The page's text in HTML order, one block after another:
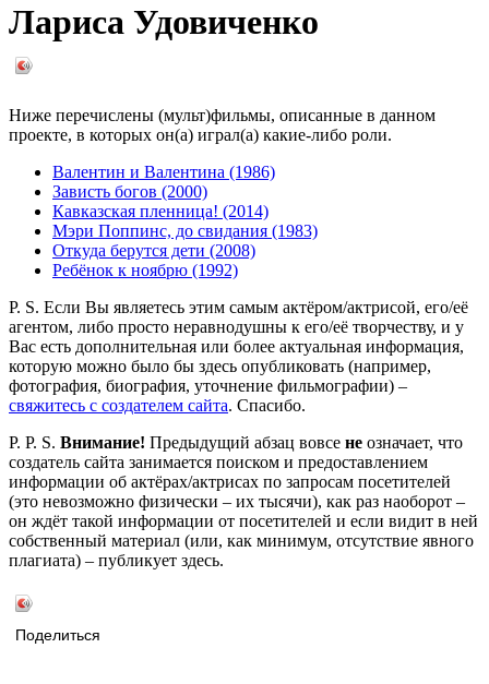
Лариса Удовиченко
Ниже перечислены (мульт)фильмы, описанные в данном
проекте, в которых он(а) играл(а) какие-либо роли.
Валентин и Валентина (1986)
Зависть богов (2000)
Кавказская пленница! (2014)
Мэри Поппинс, до свидания (1983)
Откуда берутся дети (2008)
Ребёнок к ноябрю (1992)
P. S. Если Вы являетесь этим самым актёром/актрисой, его/её
агентом, либо просто неравнодушны к его/её творчеству, и у
Вас есть дополнительная или более актуальная информация,
которую можно было бы здесь опубликовать (например,
фотография, биография, уточнение фильмографии) –
свяжитесь с создателем сайта. Спасибо.
P. P. S. Внимание! Предыдущий абзац вовсе не означает, что
создатель сайта занимается поиском и предоставлением
информации об актёрах/актрисах по запросам посетителей
(это невозможно физически – их тысячи), как раз наоборот –
он ждёт такой информации от посетителей и если видит в ней
собственный материал (или, как минимум, отсутствие явного
плагиата) – публикует здесь.
Поделиться